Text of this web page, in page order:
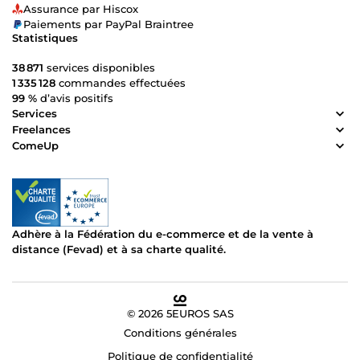
Assurance par Hiscox
Paiements par PayPal Braintree
Statistiques
38 871 services disponibles
1 335 128 commandes effectuées
99 % d’avis positifs
Services
Freelances
ComeUp
Adhère à la Fédération du e-commerce et de la vente à
distance (Fevad) et à sa charte qualité.
© 2026 5EUROS SAS
Conditions générales
Politique de confidentialité